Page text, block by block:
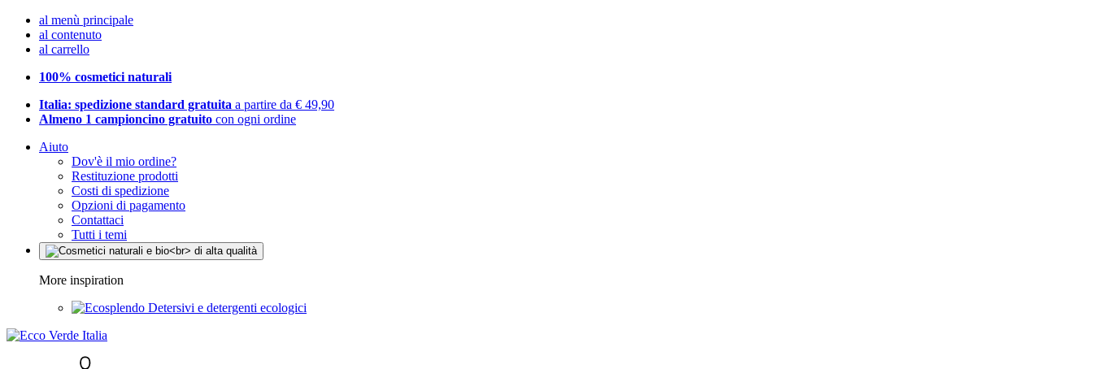
al menù principale
al contenuto
al carrello
100% cosmetici naturali
Italia: spedizione standard gratuita a partire da € 49,90
Almeno 1 campioncino gratuito con ogni ordine
Aiuto
Dov'è il mio ordine?
Restituzione prodotti
Costi di spedizione
Opzioni di pagamento
Contattaci
Tutti i temi
More inspiration
Detersivi e detergenti ecologici